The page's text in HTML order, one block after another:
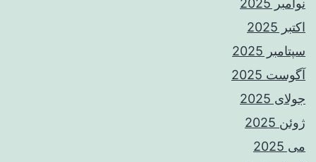
نوامبر 2025
اکتبر 2025
سپتامبر 2025
آگوست 2025
جولای 2025
ژوئن 2025
می 2025